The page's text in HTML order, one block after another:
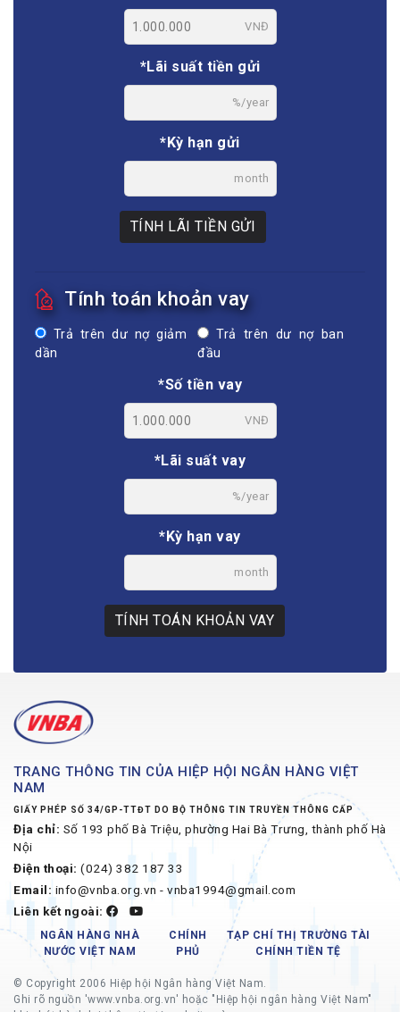
VNĐ
*Lãi suất tiền gửi
%/year
*Kỳ hạn gửi
month
TÍNH LÃI TIỀN GỬI
Tính toán khoản vay
Trả trên dư nợ giảm
dần
Trả trên dư nợ ban
đầu
*Số tiền vay
VNĐ
*Lãi suất vay
%/year
*Kỳ hạn vay
month
TÍNH TOÁN KHOẢN VAY
TRANG THÔNG TIN CỦA HIỆP HỘI NGÂN HÀNG VIỆT
NAM
GIẤY PHÉP SỐ 34/GP-TTĐT DO BỘ THÔNG TIN TRUYỀN THÔNG CẤP
Địa chỉ: Số 193 phố Bà Triệu, phường Hai Bà Trưng, thành phố Hà
Nội
Điện thoại: (024) 382 187 33
Email: info@vnba.org.vn - vnba1994@gmail.com
Liên kết ngoài:
NGÂN HÀNG NHÀ
NƯỚC VIỆT NAM
CHÍNH
PHỦ
TẠP CHÍ THỊ TRƯỜNG TÀI
CHÍNH TIỀN TỆ
© Copyright 2006 Hiệp hội Ngân hàng Việt Nam.
Ghi rõ nguồn 'www.vnba.org.vn' hoặc "Hiệp hội ngân hàng Việt Nam"